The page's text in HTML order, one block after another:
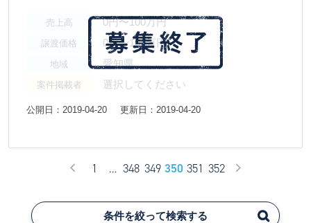
売上高 0円〜100万円
譲渡価格 0円〜100万円
地域 愛知県
案件掲載者 選択してください
公開日：2019-04-20 更新日：2019-04-20
1 … 348 349 350 351 352
条件を絞って検索する